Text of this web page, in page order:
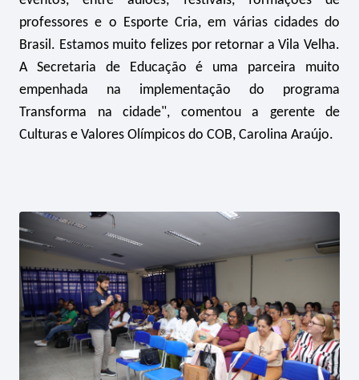
professores e o Esporte Cria, em várias cidades do
Brasil. Estamos muito felizes por retornar a Vila Velha.
A Secretaria de Educação é uma parceira muito
empenhada na implementação do programa
Transforma na cidade", comentou a gerente de
Culturas e Valores Olímpicos do COB, Carolina Araújo.